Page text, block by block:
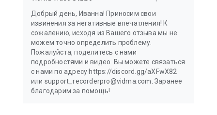
Добрый день, Иванна! Приносим свои
извинения за негативные впечатления! К
сожалению, исходя из Вашего отзыва мы не
можем точно определить проблему.
Пожалуйста, поделитесь с нами
подробностями и видео. Вы можете связаться
с нами по адресу https://discord.gg/aXFwX82
или support_recorderpro@vidma.com. Заранее
благодарим за помощь!